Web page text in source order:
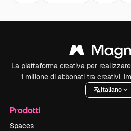
La piattaforma creativa per
1 milione di abbonati tra creativi,
Italiano
Prodotti
Spaces